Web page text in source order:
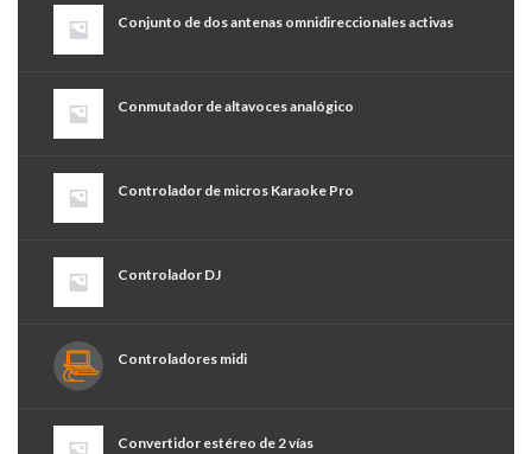
Conjunto de dos antenas omnidireccionales activas
Conmutador de altavoces analógico
Controlador de micros Karaoke Pro
Controlador DJ
Controladores midi
Convertidor estéreo de 2 vías